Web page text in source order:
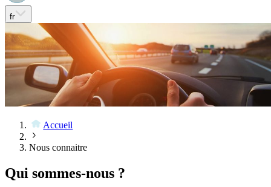
fr
Accueil
Nous connaitre
Qui sommes-nous ?